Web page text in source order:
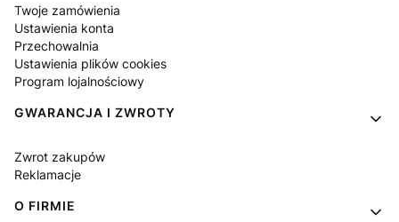
Twoje zamówienia
Ustawienia konta
Przechowalnia
Ustawienia plików cookies
Program lojalnościowy
GWARANCJA I ZWROTY
Zwrot zakupów
Reklamacje
O FIRMIE